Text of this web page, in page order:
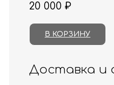
20 000 ₽
В КОРЗИНУ
Доставка и